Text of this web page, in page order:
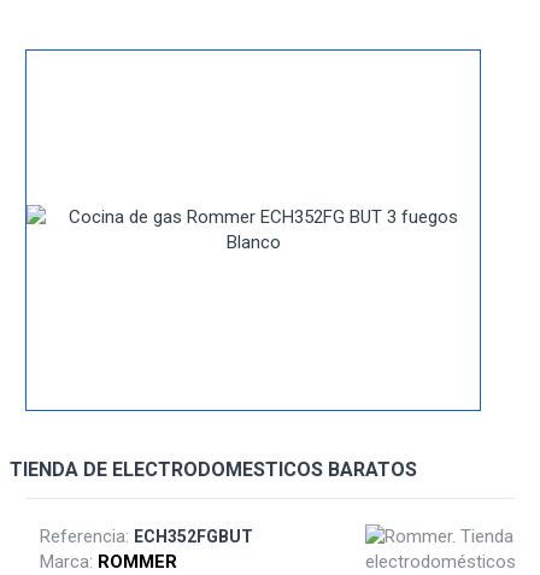
TIENDA DE ELECTRODOMESTICOS BARATOS
Referencia: ECH352FGBUT
Marca: ROMMER